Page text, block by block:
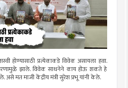
होण्यासाठी प्रत्येकाकडे विवेक असायला हवा.
झाले. विवेक साधनेने काय होऊ शकते हे
मत माजी केंद्रीय मंत्री सुरेश प्रभू यांनी केले.